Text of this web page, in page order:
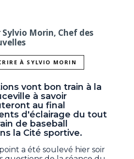
Sylvio Morin, Chef des
À SYLVIO MORIN
vont bon train à la
à savoir
au final
d'éclairage du tout
de baseball
la Cité sportive.
a été soulevé hier soir